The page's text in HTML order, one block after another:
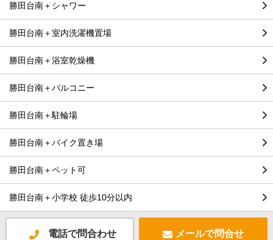
勝田台南＋シャワー
勝田台南＋室内洗濯機置場
勝田台南＋浴室乾燥機
勝田台南＋バルコニー
勝田台南＋駐輪場
勝田台南＋バイク置き場
勝田台南＋ペット可
勝田台南＋小学校 徒歩10分以内
電話で問合わせ メールで問合せ